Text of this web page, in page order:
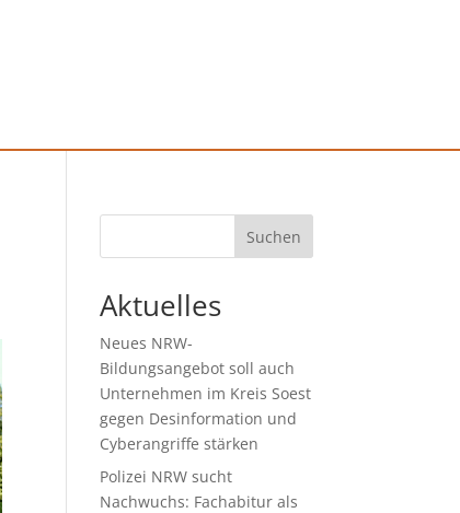
Suchen
Aktuelles
Neues NRW-
Bildungsangebot soll auch
Unternehmen im Kreis Soest
gegen Desinformation und
Cyberangriffe stärken
Polizei NRW sucht
Nachwuchs: Fachabitur als